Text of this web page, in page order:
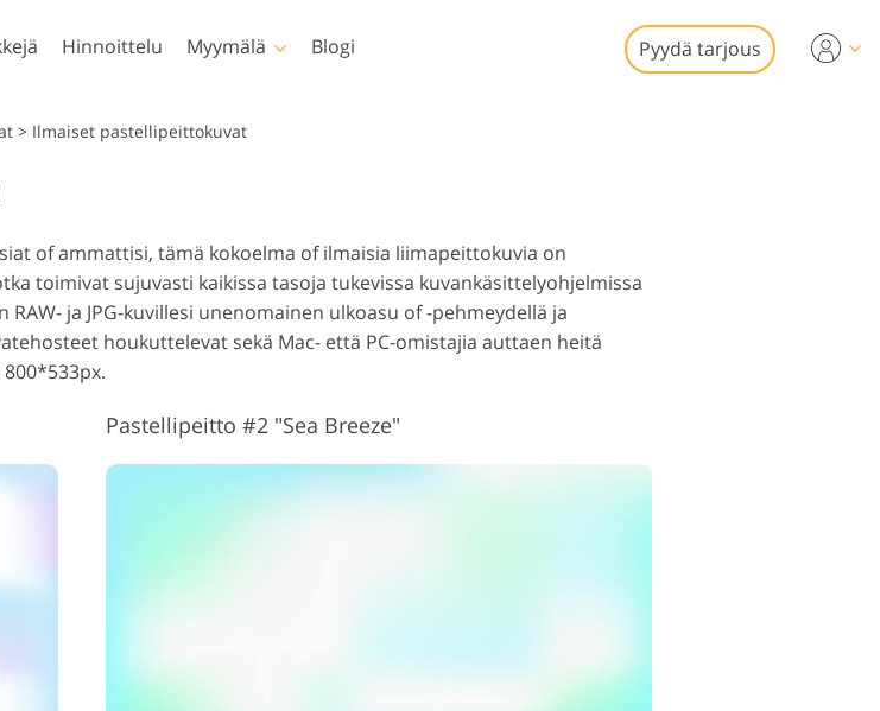
muokkaus
muokkaus
Hinnoittelu Myymälä
Templates
Ystävänpäiväkortit
Häät kutsut
Kutsu lastenjuhliin
videopeittokuvat
Blogi Pyydä tarjous
> Ilmaiset pastellipeittokuvat
of ammattisi, tämä kokoelma of ilmaisia liimapeittokuvia on
toimivat sujuvasti kaikissa tasoja tukevissa kuvankäsittelyohjelmissa
ja JPG-kuvillesi unenomainen ulkoasu of -pehmeydellä ja
houkuttelevat sekä Mac- että PC-omistajia auttaen heitä
Pastellipeitto #2 "Sea Breeze"